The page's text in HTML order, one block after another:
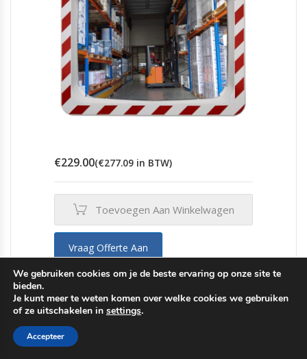
€229.00(€277.09 in BTW)
Toevoegen Aan Winkelwagen
Vraag Offerte Aan
Verkeersspiegels
We gebruiken cookies om je de beste ervaring op onze site te
bieden.
Je kunt meer te weten komen over welke cookies we gebruiken
of ze uitschakelen in settings.
Accepteer